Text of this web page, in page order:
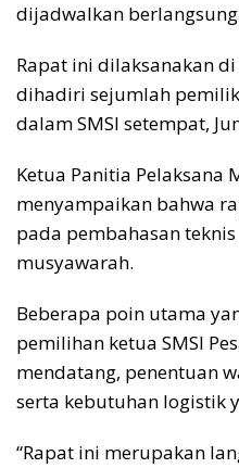
dijadwalkan
Rapat ini dilaksanakan di
dihadiri sejumlah
dalam SMSI setempat,
Ketua Panitia Pelaksana
menyampaikan bahwa
pada pembahasan
musyawarah.
Beberapa poin utama
pemilihan ketua SMSI
mendatang, penentuan
serta kebutuhan logistik
“Rapat ini merupakan